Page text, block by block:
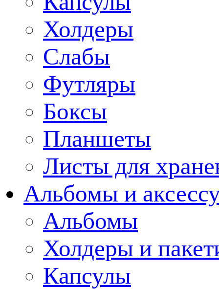
Холдеры
Слабы
Футляры
Боксы
Планшеты
Листы для
Альбомы и
Альбомы
Холдеры и
Капсулы